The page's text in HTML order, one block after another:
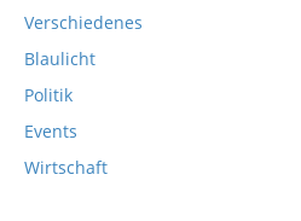
Verschiedenes
Blaulicht
Politik
Events
Wirtschaft